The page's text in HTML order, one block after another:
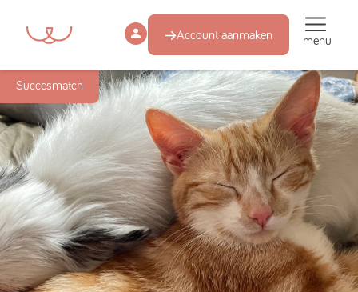
Account aanmaken menu
Succesmatch